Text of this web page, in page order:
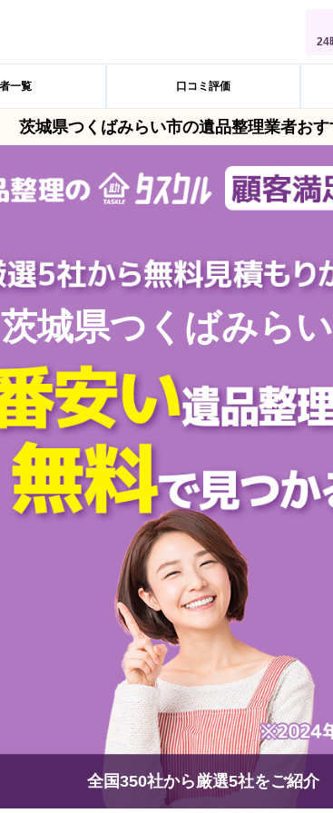
24
一覧 口コミ評価
茨城県つくばみらい市の遺品整理業者お
茨城県つくばみら
全国350社から厳選5社をご紹介